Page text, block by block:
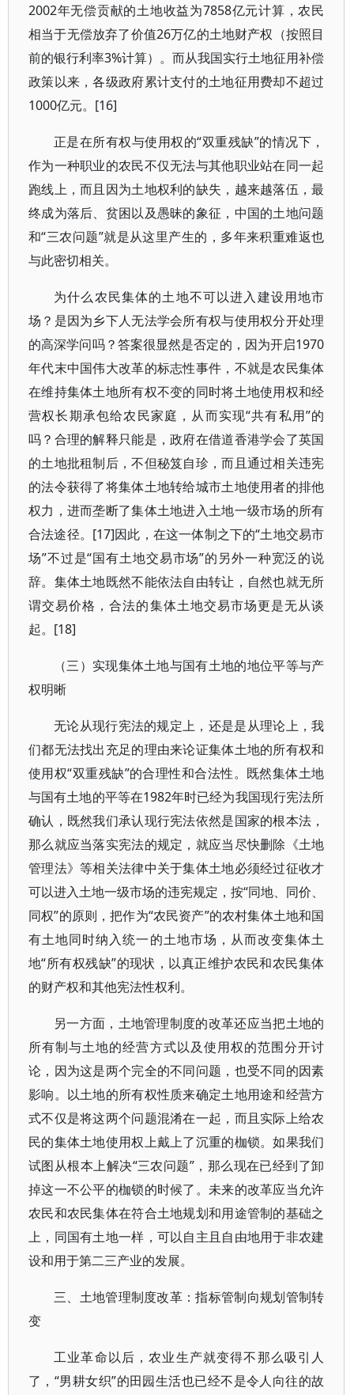
2002年无偿贡献的土地收益为7858亿元计算，农民
相当于无偿放弃了价值26万亿的土地财产权（按照目
前的银行利率3%计算）。而从我国实行土地征用补偿
政策以来，各级政府累计支付的土地征用费却不超过
1000亿元。[16]
正是在所有权与使用权的“双重残缺”的情况下，
作为一种职业的农民不仅无法与其他职业站在同一起
跑线上，而且因为土地权利的缺失，越来越落伍，最
终成为落后、贫困以及愚昧的象征，中国的土地问题
和“三农问题”就是从这里产生的，多年来积重难返也
与此密切相关。
为什么农民集体的土地不可以进入建设用地市
场？是因为乡下人无法学会所有权与使用权分开处理
的高深学问吗？答案很显然是否定的，因为开启1970
年代末中国伟大改革的标志性事件，不就是农民集体
在维持集体土地所有权不变的同时将土地使用权和经
营权长期承包给农民家庭，从而实现“共有私用”的
吗？合理的解释只能是，政府在借道香港学会了英国
的土地批租制后，不但秘笈自珍，而且通过相关违宪
的法令获得了将集体土地转给城市土地使用者的排他
权力，进而垄断了集体土地进入土地一级市场的所有
合法途径。[17]因此，在这一体制之下的“土地交易市
场”不过是“国有土地交易市场”的另外一种宽泛的说
辞。集体土地既然不能依法自由转让，自然也就无所
谓交易价格，合法的集体土地交易市场更是无从谈
起。[18]
（三）实现集体土地与国有土地的地位平等与产
权明晰
无论从现行宪法的规定上，还是是从理论上，我
们都无法找出充足的理由来论证集体土地的所有权和
使用权“双重残缺”的合理性和合法性。既然集体土地
与国有土地的平等在1982年时已经为我国现行宪法所
确认，既然我们承认现行宪法依然是国家的根本法，
那么就应当落实宪法的规定，就应当尽快删除《土地
管理法》等相关法律中关于集体土地必须经过征收才
可以进入土地一级市场的违宪规定，按“同地、同价、
同权”的原则，把作为“农民资产”的农村集体土地和国
有土地同时纳入统一的土地市场，从而改变集体土
地“所有权残缺”的现状，以真正维护农民和农民集体
的财产权和其他宪法性权利。
另一方面，土地管理制度的改革还应当把土地的
所有制与土地的经营方式以及使用权的范围分开讨
论，因为这是两个完全的不同问题，也受不同的因素
影响。以土地的所有权性质来确定土地用途和经营方
式不仅是将这两个问题混淆在一起，而且实际上给农
民的集体土地使用权上戴上了沉重的枷锁。如果我们
试图从根本上解决“三农问题”，那么现在已经到了卸
掉这一不公平的枷锁的时候了。未来的改革应当允许
农民和农民集体在符合土地规划和用途管制的基础之
上，同国有土地一样，可以自主且自由地用于非农建
设和用于第二三产业的发展。
三、土地管理制度改革：指标管制向规划管制转
变
工业革命以后，农业生产就变得不那么吸引人
了，“男耕女织”的田园生活也已经不是令人向往的故